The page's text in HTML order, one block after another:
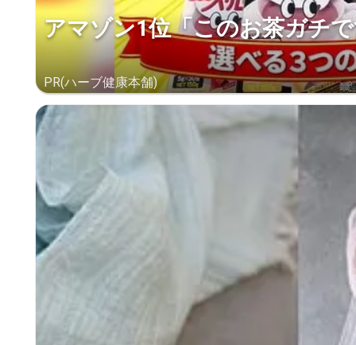
アマゾン1位「このお茶ガチ
PR(ハーブ健康本舗)